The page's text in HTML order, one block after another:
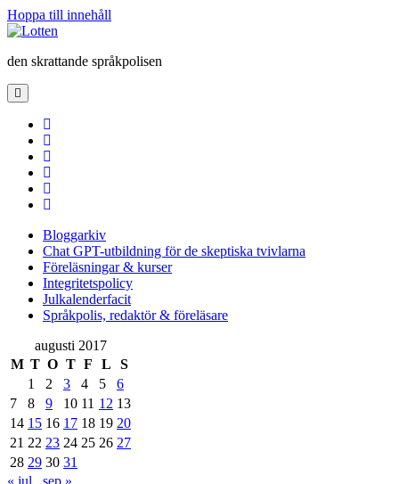
Hoppa till innehåll
Lotten
den skrattande språkpolisen
öppna
primär
Bloggarkiv
Chat GPT-utbildning för de skeptiska tvivlarna
Föreläsningar & kurser
Integritetspolicy
Julkalenderfacit
Språkpolis, redaktör & föreläsare
Sidopanel
augusti 2017
M T O T F L
S
1
2 3 4 5
6
7
8 9 10 11 12 13
14 15 16 17 18 19 20
21 22 23 24 25 26 27
28 29 30 31
« jul
sep »